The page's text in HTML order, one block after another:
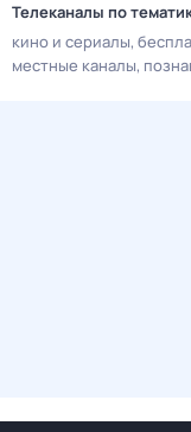
Телеканалы по
кино и сериалы
местные каналы